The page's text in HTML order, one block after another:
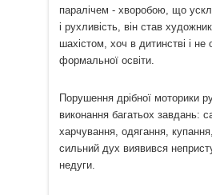
паралічем - хворобою, що
і рухливість, він став
шахістом, хоч в дитинстві і не
формальної освіти.
Порушення дрібної моторики
виконання багатьох завдань:
харчування, одягання,
сильний дух виявився
недуги.